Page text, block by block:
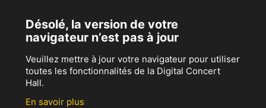
Désolé, la version de votre
navigateur n’est pas à jour
Veuillez mettre à jour votre navigateur pour utiliser
toutes les fonctionnalités de la Digital Concert
Hall.
En savoir plus